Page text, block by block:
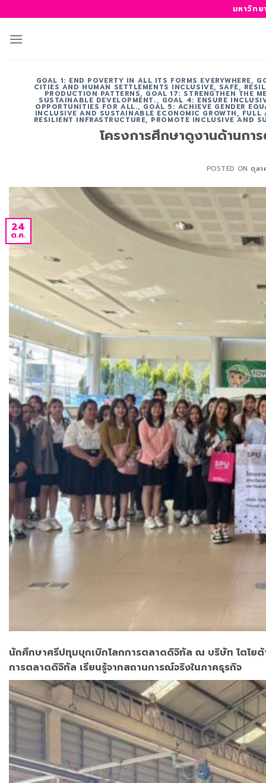
ไป
ยัง
มหาวิท
GOAL 1: END POVERTY IN ALL ITS FORMS EVERYWHERE,
CITIES AND HUMAN SETTLEMENTS INCLUSIVE, SAFE,
PRODUCTION PATTERNS, GOAL 17: STRENGTHEN THE
SUSTAINABLE DEVELOPMENT., GOAL 4: ENSURE
OPPORTUNITIES FOR ALL., GOAL 5: ACHIEVE GENDER
INCLUSIVE AND SUSTAINABLE ECONOMIC GROWTH,
RESILIENT INFRASTRUCTURE, PROMOTE INCLUSIVE AND
โครงการศึกษาดูงานด้านก
POSTED ON ตุล
24
ต.ค.
นักศึกษาศรีปทุมบุกเบิกโลกการตลาดดิจิทัล ณ บริษัท โตโย
การตลาดดิจิทัล เรียนรู้จากสถานการณ์จริงในภาคธุรกิจ